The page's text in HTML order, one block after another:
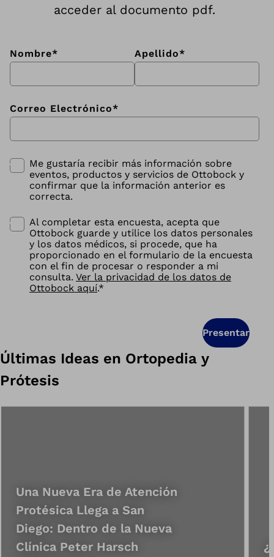
acceder al documento pdf.
Nombre* Apellido*
Correo Electrónico*
Me gustaría recibir más información sobre
eventos, productos y servicios de Ottobock y
confirmar que la información anterior es
correcta.
Al completar esta encuesta, acepta que
Ottobock guarde y utilice los datos personales
y los datos médicos, si procede, que ha
proporcionado en el formulario de la encuesta
con el fin de procesar o responder a mi
consulta. Ver la privacidad de los datos de
Ottobock aquí.*
Presentar
Últimas Ideas en Ortopedia y
Prótesis
Una Nueva Era de Atención
Protésica Llega a San
Diego: Dentro de la Nueva
Clínica Peter Harsch